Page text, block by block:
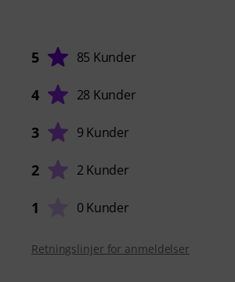
5 85 Kunder
4 28 Kunder
3 9 Kunder
2 2 Kunder
1 0 Kunder
Retningslinjer for anmeldelser